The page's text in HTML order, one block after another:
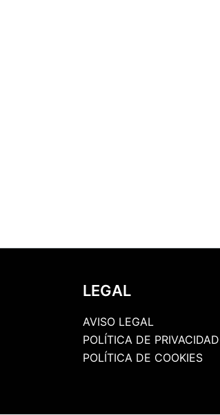
LEGAL
AVISO LEGAL
POLÍTICA DE PRIVACIDAD
POLÍTICA DE COOKIES